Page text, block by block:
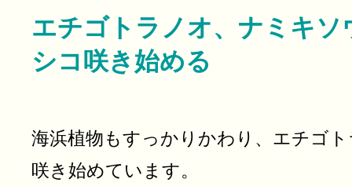
エチゴトラノオ、ナミキソ
シコ咲き始める
海浜植物もすっかりかわり、エチゴ
咲き始めています。